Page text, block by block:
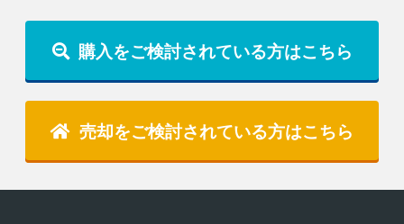
購入をご検討されている方はこちら
売却をご検討されている方はこちら